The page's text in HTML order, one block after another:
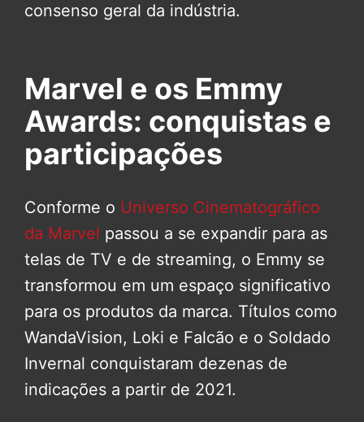
consenso geral da indústria.
Marvel e os Emmy
Awards: conquistas e
participações
Conforme o Universo Cinematográfico
da Marvel passou a se expandir para as
telas de TV e de streaming, o Emmy se
transformou em um espaço significativo
para os produtos da marca. Títulos como
WandaVision, Loki e Falcão e o Soldado
Invernal conquistaram dezenas de
indicações a partir de 2021.